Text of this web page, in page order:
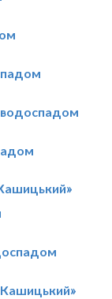
водоспадом